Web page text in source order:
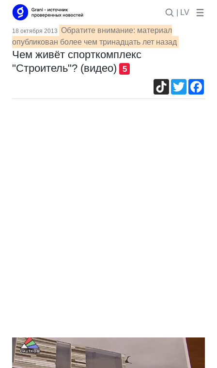
| LV
18 октября 2013 Обратите внимание: материал
опубликован более чем тринадцать лет назад
Чем живёт спорткомплекс
"Строитель"? (видео)
5
TikTokTwitter